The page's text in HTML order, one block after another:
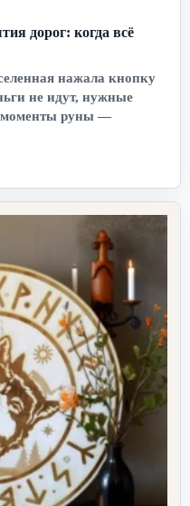
дорог: когда всё
нажала кнопку
не идут, нужные
моменты руны —